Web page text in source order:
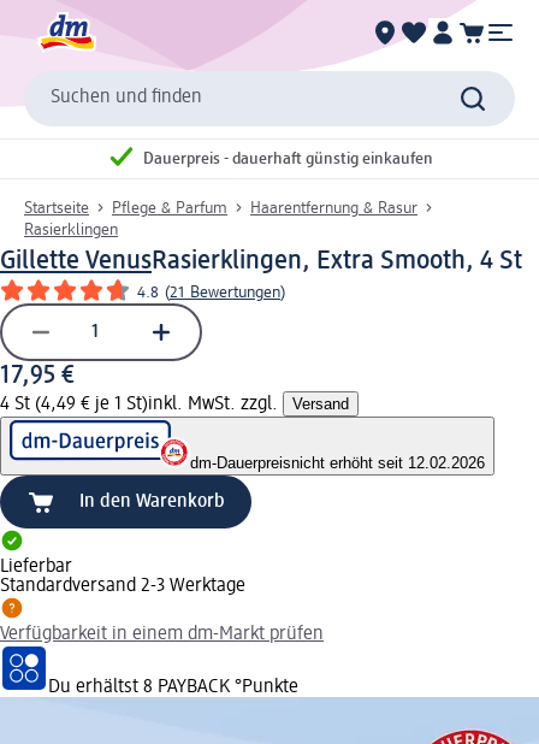
Suchen und finden
Dauerpreis - dauerhaft günstig einkaufen
Startseite Pflege & Parfum
Haarentfernung & Rasur
Rasierklingen
Gillette VenusRasierklingen, Extra Smooth, 4 St
4.8 (21 Bewertungen)
17,95 €
4 St (4,49 € je 1 St)inkl. MwSt. zzgl. Versand
dm-Dauerpreisnicht erhöht seit 12.02.2026
In den Warenkorb
Lieferbar
Standardversand 2-3 Werktage
Verfügbarkeit in einem dm-Markt prüfen
Du erhältst 8 PAYBACK °Punkte